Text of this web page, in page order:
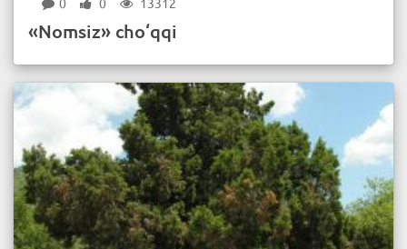
«Nomsiz» cho‘qqi